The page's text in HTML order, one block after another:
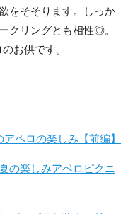
をそそります。しっか
クリングとも相性◎。
お供です。
ペロの楽しみ【前編】
の楽しみアペロピクニ